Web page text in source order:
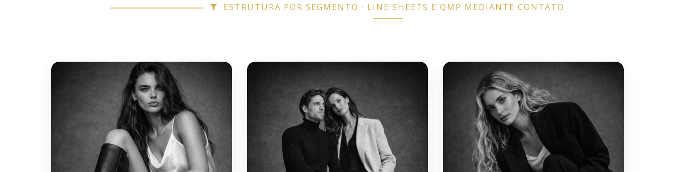
ESTRUTURA POR SEGMENTO · LINE SHEETS E QMP MEDIANTE CONTATO
PRINCIPAL